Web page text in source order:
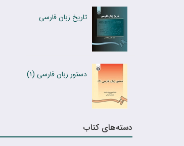
تاریخ زبان فارسى
دستور زبان فارسى (۱)
دسته‌های کتاب